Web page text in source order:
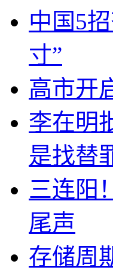
中国5
寸”
高市开
李在明
是找替
三连阳
尾声
存储周